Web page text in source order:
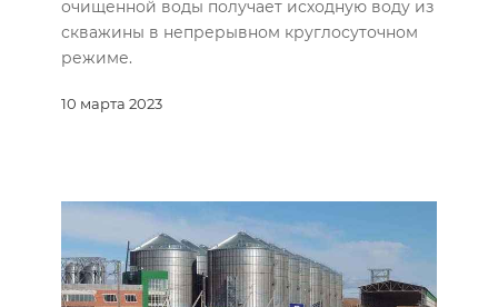
10 марта 2023
очищенной воды получает исходную воду из
скважины в непрерывном круглосуточном
режиме.